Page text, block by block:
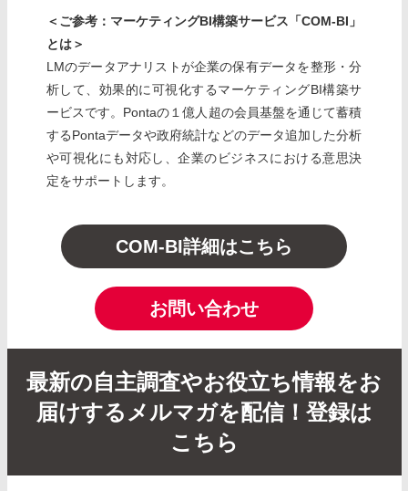
＜ご参考：マーケティングBI構築サービス「COM-BI」
とは＞
LMのデータアナリストが企業の保有データを整形・分
析して、効果的に可視化するマーケティングBI構築サ
ービスです。Pontaの１億人超の会員基盤を通じて蓄積
するPontaデータや政府統計などのデータ追加した分析
や可視化にも対応し、企業のビジネスにおける意思決
定をサポートします。
COM-BI詳細はこちら
お問い合わせ
最新の自主調査やお役立ち情報をお
届けするメルマガを配信！登録は
こちら